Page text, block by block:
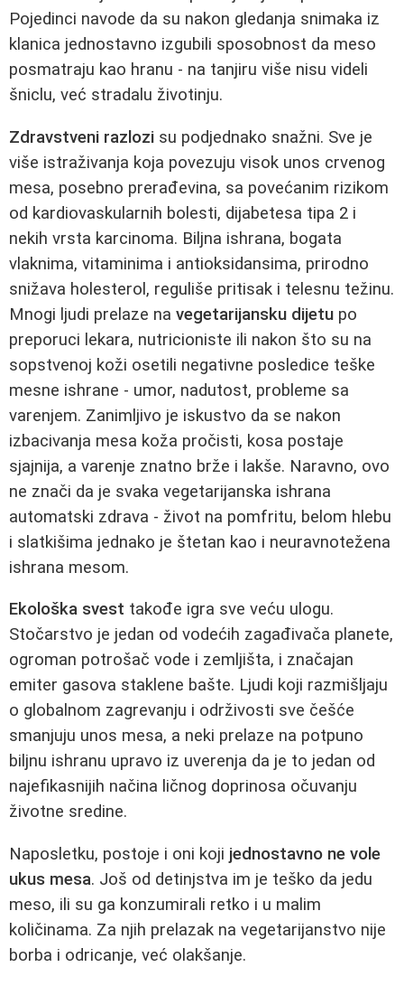
Pojedinci navode da su nakon gledanja snimaka iz
klanica jednostavno izgubili sposobnost da meso
posmatraju kao hranu - na tanjiru više nisu videli
šniclu, već stradalu životinju.
Zdravstveni razlozi su podjednako snažni. Sve je
više istraživanja koja povezuju visok unos crvenog
mesa, posebno prerađevina, sa povećanim rizikom
od kardiovaskularnih bolesti, dijabetesa tipa 2 i
nekih vrsta karcinoma. Biljna ishrana, bogata
vlaknima, vitaminima i antioksidansima, prirodno
snižava holesterol, reguliše pritisak i telesnu težinu.
Mnogi ljudi prelaze na vegetarijansku dijetu po
preporuci lekara, nutricioniste ili nakon što su na
sopstvenoj koži osetili negativne posledice teške
mesne ishrane - umor, nadutost, probleme sa
varenjem. Zanimljivo je iskustvo da se nakon
izbacivanja mesa koža pročisti, kosa postaje
sjajnija, a varenje znatno brže i lakše. Naravno, ovo
ne znači da je svaka vegetarijanska ishrana
automatski zdrava - život na pomfritu, belom hlebu
i slatkišima jednako je štetan kao i neuravnotežena
ishrana mesom.
Ekološka svest takođe igra sve veću ulogu.
Stočarstvo je jedan od vodećih zagađivača planete,
ogroman potrošač vode i zemljišta, i značajan
emiter gasova staklene bašte. Ljudi koji razmišljaju
o globalnom zagrevanju i održivosti sve češće
smanjuju unos mesa, a neki prelaze na potpuno
biljnu ishranu upravo iz uverenja da je to jedan od
najefikasnijih načina ličnog doprinosa očuvanju
životne sredine.
Naposletku, postoje i oni koji jednostavno ne vole
ukus mesa. Još od detinjstva im je teško da jedu
meso, ili su ga konzumirali retko i u malim
količinama. Za njih prelazak na vegetarijanstvo nije
borba i odricanje, već olakšanje.